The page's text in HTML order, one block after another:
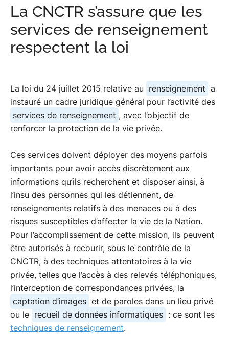
posteriori
03
Elle remplit une mission de conseil auprès
du Gouvernement et du Parlement
La CNCTR s’assure que les
services de renseignement
respectent la loi
La loi du 24 juillet 2015 relative au renseignement a
instauré un cadre juridique général pour l’activité des
services de renseignement , avec l’objectif de
renforcer la protection de la vie privée.
Ces services doivent déployer des moyens parfois
importants pour avoir accès discrètement aux
informations qu’ils recherchent et disposer ainsi, à
l’insu des personnes qui les détiennent, de
renseignements relatifs à des menaces ou à des
risques susceptibles d’affecter la vie de la Nation.
Pour l’accomplissement de cette mission, ils peuvent
être autorisés à recourir, sous le contrôle de la
CNCTR, à des techniques attentatoires à la vie
privée, telles que l’accès à des relevés téléphoniques,
l’interception de correspondances privées, la
captation d’images et de paroles dans un lieu privé
ou le recueil de données informatiques : ce sont les
techniques de renseignement.